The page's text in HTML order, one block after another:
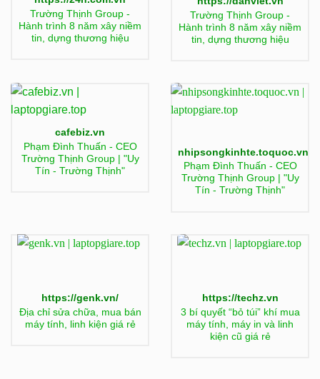
Trường Thịnh Group -
Hành trình 8 năm xây niềm
tin, dựng thương hiệu
Trường Thịnh Group -
Hành trình 8 năm xây niềm
tin, dựng thương hiệu
cafebiz.vn
Phạm Đình Thuấn - CEO
Trường Thịnh Group | "Uy
Tín - Trường Thịnh"
nhipsongkinhte.toquoc.vn
Phạm Đình Thuấn - CEO
Trường Thịnh Group | "Uy
Tín - Trường Thịnh"
https://genk.vn/
Địa chỉ sửa chữa, mua bán
máy tính, linh kiện giá rẻ
https://techz.vn
3 bí quyết “bỏ túi” khí mua
máy tính, máy in và linh
kiện cũ giá rẻ